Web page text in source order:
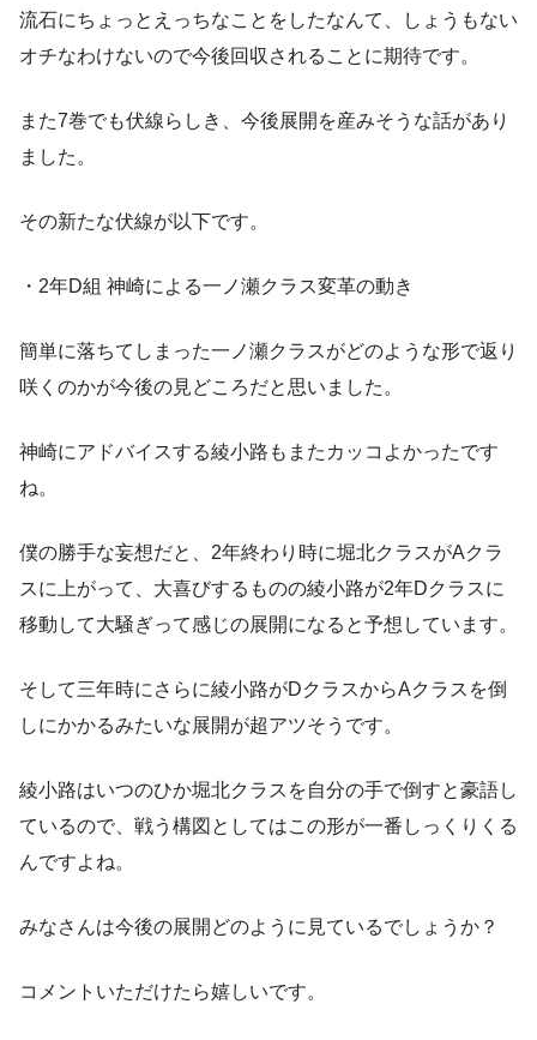
流石にちょっとえっちなことをしたなんて、しょうもない
オチなわけないので今後回収されることに期待です。
また7巻でも伏線らしき、今後展開を産みそうな話があり
ました。
その新たな伏線が以下です。
・2年D組 神崎による一ノ瀬クラス変革の動き
簡単に落ちてしまった一ノ瀬クラスがどのような形で返り
咲くのかが今後の見どころだと思いました。
神崎にアドバイスする綾小路もまたカッコよかったです
ね。
僕の勝手な妄想だと、2年終わり時に堀北クラスがAクラ
スに上がって、大喜びするものの綾小路が2年Dクラスに
移動して大騒ぎって感じの展開になると予想しています。
そして三年時にさらに綾小路がDクラスからAクラスを倒
しにかかるみたいな展開が超アツそうです。
綾小路はいつのひか堀北クラスを自分の手で倒すと豪語し
ているので、戦う構図としてはこの形が一番しっくりくる
んですよね。
みなさんは今後の展開どのように見ているでしょうか？
コメントいただけたら嬉しいです。